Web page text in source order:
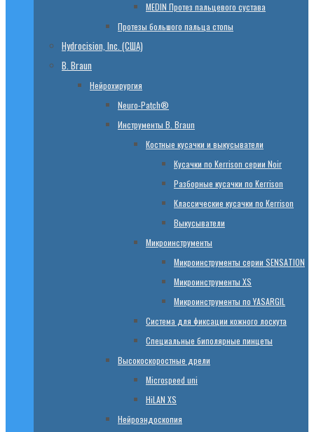
МЕDIN Протез пальцевого сустава
Протезы большого пальца стопы
Hydrocision, Inc. (США)
B. Braun
Нейрохирургия
Neuro-Patch®
Инструменты B. Braun
Костные кусачки и выкусыватели
Кусачки по Kerrison серии Noir
Разборные кусачки по Kerrison
Классические кусачки по Kerrison
Выкусыватели
Микроинструменты
Микроинструменты серии SENSATION
Микроинструменты XS
Микроинструменты по YASARGIL
Система для фиксации кожного лоскута
Специальные биполярные пинцеты
Высокоскоростные дрели
Microspeed uni
HiLAN XS
Нейроэндоскопия